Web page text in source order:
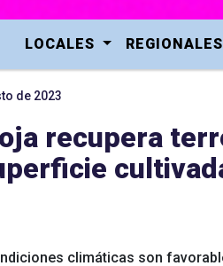
LOCALES REGIONALES
de 2023
recupera
climáticas son